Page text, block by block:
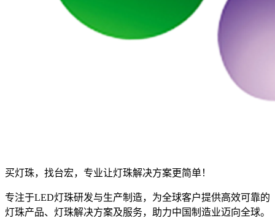
买灯珠，找台宏，专业让灯珠解决方案更简单！
专注于LED灯珠研发与生产制造，为全球客户提供高效可靠的
灯珠产品、灯珠解决方案及服务，助力中国制造业迈向全球。